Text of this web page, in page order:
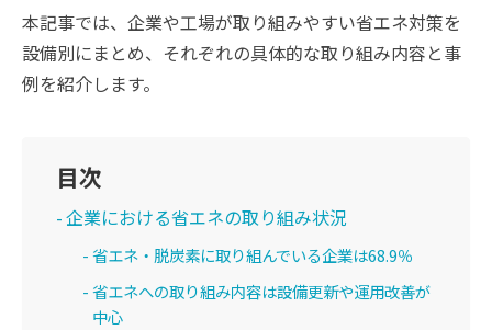
本記事では、企業や工場が取り組みやすい省エネ対策を
設備別にまとめ、それぞれの具体的な取り組み内容と事
例を紹介します。
目次
企業における省エネの取り組み状況
省エネ・脱炭素に取り組んでいる企業は68.9％
省エネへの取り組み内容は設備更新や運用改善が
中心